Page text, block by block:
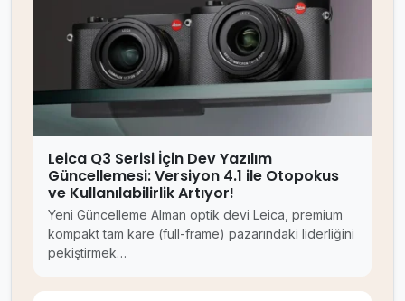
Leica Q3 Serisi İçin Dev Yazılım
Güncellemesi: Versiyon 4.1 ile Otopokus
ve Kullanılabilirlik Artıyor!
Yeni Güncelleme Alman optik devi Leica, premium
kompakt tam kare (full-frame) pazarındaki liderliğini
pekiştirmek…